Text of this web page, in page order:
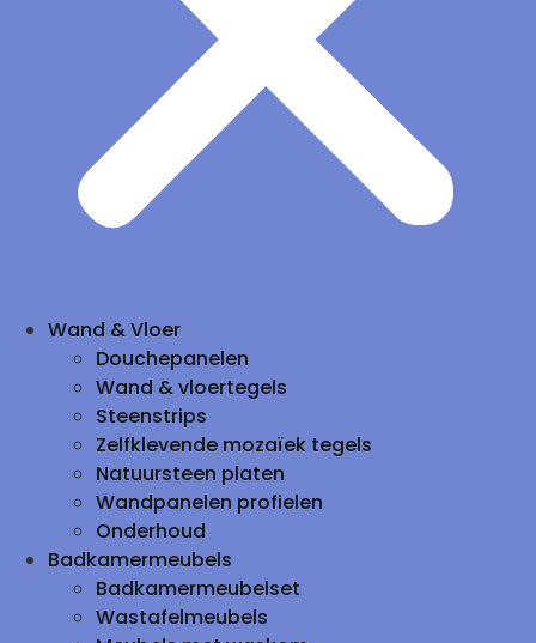
Wand & Vloer
Douchepanelen
Wand & vloertegels
Steenstrips
Zelfklevende mozaïek tegels
Natuursteen platen
Wandpanelen profielen
Onderhoud
Badkamermeubels
Badkamermeubelset
Wastafelmeubels